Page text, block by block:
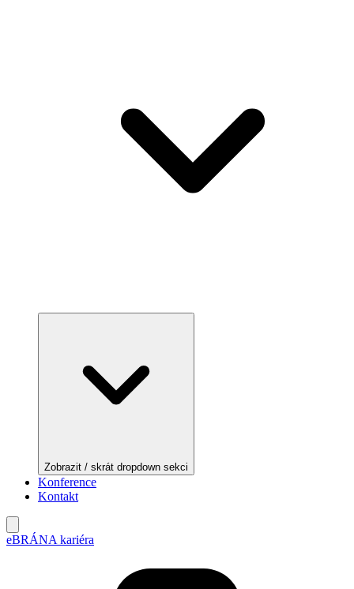
Zobrazit / skrát dropdown sekci
Konference
Kontakt
eBRÁNA kariéra